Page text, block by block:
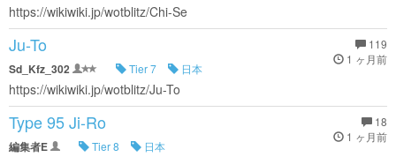
https://wikiwiki.jp/wotblitz/Chi-Se
119
1 ヶ月前
Ju-To
Sd_Kfz_302 Tier 7 日本
https://wikiwiki.jp/wotblitz/Ju-To
18
1 ヶ月前
Type 95 Ji-Ro
編集者E Tier 8 日本